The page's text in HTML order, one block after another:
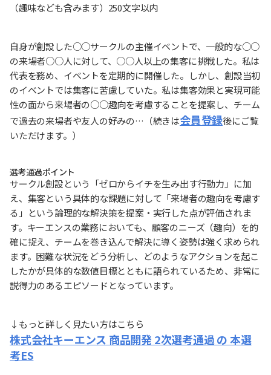
（趣味なども含みます）250文字以内
自身が創設した○○サークルの主催イベントで、一般的な○○
の来場者○○人に対して、○○人以上の集客に挑戦した。私は
代表を務め、イベントを定期的に開催した。しかし、創設当初
のイベントでは集客に苦慮していた。私は集客効果と実現可能
性の面から来場者の○○趣向を考慮することを提案し、チーム
で過去の来場者や友人の好みの…（続きは会員登録後にご覧
いただけます。）
選考通過ポイント
サークル創設という「ゼロからイチを生み出す行動力」に加
え、集客という具体的な課題に対して「来場者の趣向を考慮す
る」という論理的な解決策を提案・実行した点が評価されま
す。キーエンスの業務においても、顧客のニーズ（趣向）を的
確に捉え、チームを巻き込んで解決に導く姿勢は強く求められ
ます。困難な状況をどう分析し、どのようなアクションを起こ
したかが具体的な数値目標とともに語られているため、非常に
説得力のあるエピソードとなっています。
↓もっと詳しく見たい方はこちら
株式会社キーエンス 商品開発 2次選考通過 の 本選
考ES